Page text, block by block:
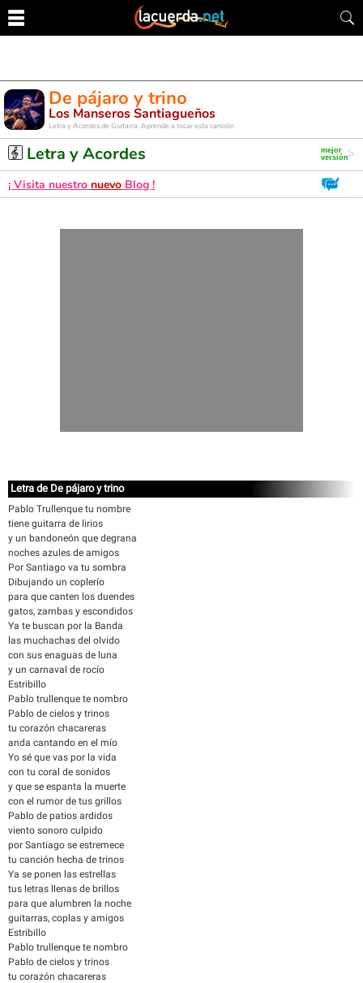
De pájaro y trino
Los Manseros Santiagueños
Letra y Acordes de Guitarra. Aprende a tocar esta canción
Letra y Acordes
¡ Visita nuestro nuevo Blog !
Letra de De pájaro y trino
Pablo Trullenque tu nombre
tiene guitarra de lirios
y un bandoneón que degrana
noches azules de amigos
Por Santiago va tu sombra
Dibujando un coplerío
para que canten los duendes
gatos, zambas y escondidos
Ya te buscan por la Banda
las muchachas del olvido
con sus enaguas de luna
y un carnaval de rocío
Estribillo
Pablo trullenque te nombro
Pablo de cielos y trinos
tu corazón chacareras
anda cantando en el mío
Yo sé que vas por la vida
con tu coral de sonidos
y que se espanta la muerte
con el rumor de tus grillos
Pablo de patios ardidos
viento sonoro culpido
por Santiago se estremece
tu canción hecha de trinos
Ya se ponen las estrellas
tus letras llenas de brillos
para que alumbren la noche
guitarras, coplas y amigos
Estribillo
Pablo trullenque te nombro
Pablo de cielos y trinos
tu corazón chacareras